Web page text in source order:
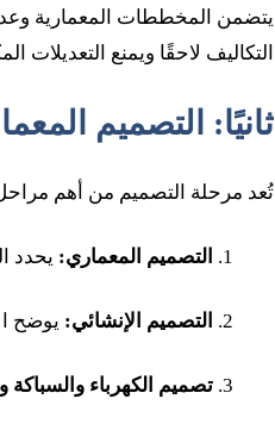
يتضمن المخططات المعمارية
التكاليف لاحقًا ويمنع التعديلات
ثانيًا: التصميم
تُعد مرحلة التصميم من أهم
التصميم المعماري: يحدد
التصميم الإنشائي: يوضح
تصميم الكهرباء والسباكة